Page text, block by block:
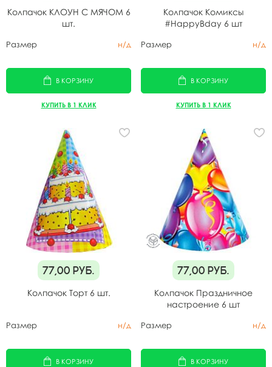
Колпачок КЛОУН С МЯЧОМ 6
шт.
Размер н/д
В КОРЗИНУ
КУПИТЬ В 1 КЛИК
Колпачок Комиксы
#HappyBday 6 шт
Размер н/д
В КОРЗИНУ
КУПИТЬ В 1 КЛИК
77,00 руб.
Колпачок Торт 6 шт.
Размер н/д
В КОРЗИНУ
77,00 руб.
Колпачок Праздничное
настроение 6 шт
Размер н/д
В КОРЗИНУ